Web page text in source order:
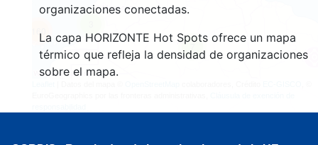
organizaciones conectadas.
La capa HORIZONTE Hot Spots ofrece un mapa
térmico que refleja la densidad de organizaciones
sobre el mapa.
7
160